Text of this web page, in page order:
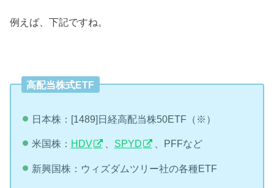
例えば、下記ですね。
高配当株式ETF
日本株：[1489]日経高配当株50ETF（※）
米国株： HDV SPYD 、PFFなど
新興国株：ウィズダムツリー社の各種ETF